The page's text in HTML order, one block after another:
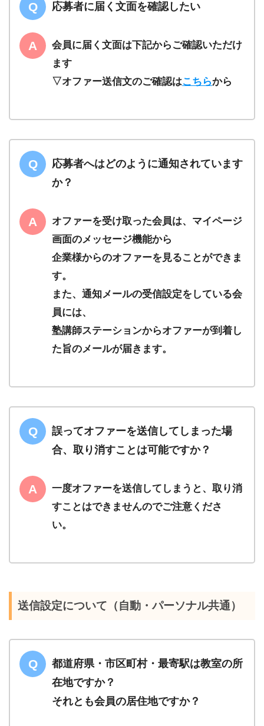
応募者に届く文面を確認したい
会員に届く文面は下記からご確認いただけ
ます
▽オファー送信文のご確認はこちらから
応募者へはどのように通知されています
か？
オファーを受け取った会員は、マイページ
画面のメッセージ機能から
企業様からのオファーを見ることができま
す。
また、通知メールの受信設定をしている会
員には、
塾講師ステーションからオファーが到着し
た旨のメールが届きます。
誤ってオファーを送信してしまった場
合、取り消すことは可能ですか？
一度オファーを送信してしまうと、取り消
すことはできませんのでご注意くださ
い。
送信設定について（自動・パーソナル共通）
都道府県・市区町村・最寄駅は教室の所
在地ですか？
それとも会員の居住地ですか？